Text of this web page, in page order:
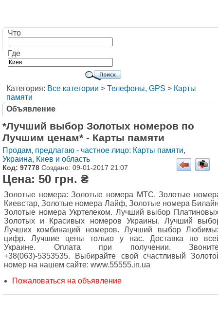
Что
Где
Категория: Все категории > Телефоны, GPS > Карты
памяти
Объявление
*Лучший выбор Золотых номеров по
Лучшим ценам* - Карты памяти
Продам, предлагаю - частное лицо: Карты памяти,
Украина, Киев и область
Код: 97778 Создано: 09-01-2017 21:07
Цена: 50 грн. ₴
Золотые номера: Золотые номера МТС, Золотые
Киевстар, Золотые номера Лайф, Золотые номера
Золотые номера Укртелеком. Лучший выбор
Золотых и Красивых номеров Украины. Лучший
Лучших комбинаций номеров. Лучший выбор
цифр. Лучшие цены только у нас. Доставка по
Украине. Оплата при получении.
+38(063)-5353535. Выбирайте свой счастливый
номер на нашем сайте: www.55555.in.ua
Пожаловаться на объявление